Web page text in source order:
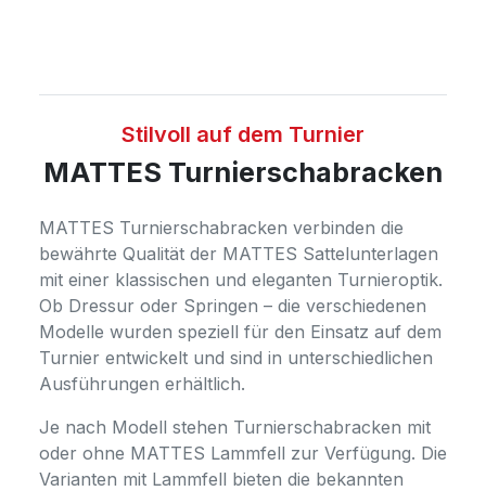
Stilvoll auf dem Turnier
MATTES Turnierschabracken
MATTES Turnierschabracken verbinden die
bewährte Qualität der MATTES Sattelunterlagen
mit einer klassischen und eleganten Turnieroptik.
Ob Dressur oder Springen – die verschiedenen
Modelle wurden speziell für den Einsatz auf dem
Turnier entwickelt und sind in unterschiedlichen
Ausführungen erhältlich.
Je nach Modell stehen Turnierschabracken mit
oder ohne MATTES Lammfell zur Verfügung. Die
Varianten mit Lammfell bieten die bekannten